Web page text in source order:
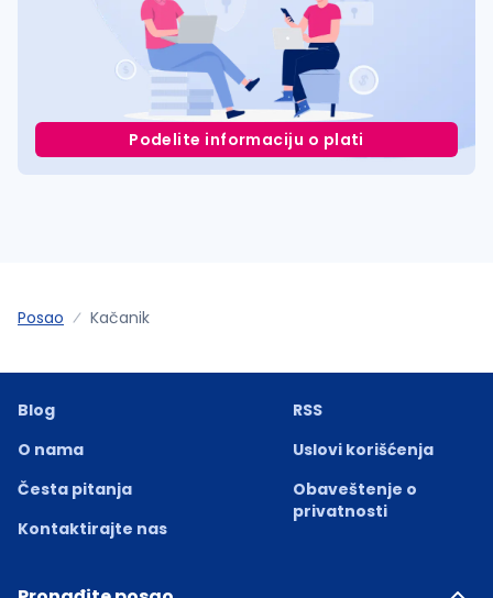
Podelite informaciju o plati
Posao Kačanik
Blog
O nama
Česta pitanja
Kontaktirajte nas
RSS
Uslovi korišćenja
Obaveštenje o
privatnosti